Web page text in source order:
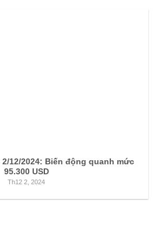
12/2024: Biến động quanh mức
95.300 USD
Th12 2, 2024